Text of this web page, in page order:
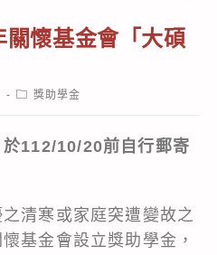
關懷基金會「大碩
Post獎助學金
112/10/20前自行郵寄
清寒或家庭突遭變故之
基金會設立獎助學金，